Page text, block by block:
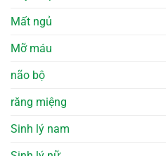
Mất ngủ
Mỡ máu
não bộ
răng miệng
Sinh lý nam